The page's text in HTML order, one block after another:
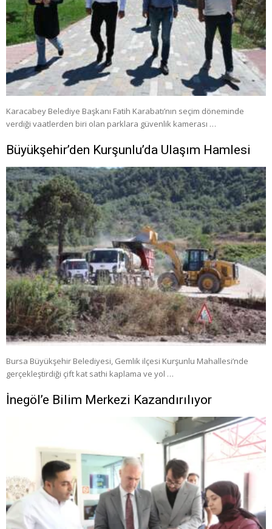
Karacabey Belediye Başkanı Fatih Karabatı’nın seçim döneminde
verdiği vaatlerden biri olan parklara güvenlik kamerası …
Büyükşehir’den Kurşunlu’da Ulaşım Hamlesi
Bursa Büyükşehir Belediyesi, Gemlik ilçesi Kurşunlu Mahallesi’nde
gerçekleştirdiği çift kat sathi kaplama ve yol …
İnegöl’e Bilim Merkezi Kazandırılıyor